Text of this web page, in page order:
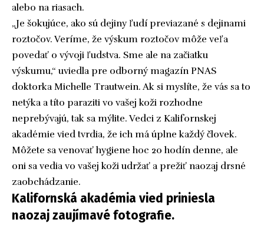
alebo na riasach.
„Je šokujúce, ako sú dejiny ľudí previazané s dejinami
roztočov. Veríme, že výskum roztočov môže veľa
povedať o vývoji ľudstva. Sme ale na začiatku
výskumu,“ uviedla pre odborný magazín PNAS
doktorka Michelle Trautwein. Ak si myslíte, že vás sa to
netýka a títo paraziti vo vašej koži rozhodne
neprebývajú, tak sa mýlite. Vedci z Kalifornskej
akadémie vied tvrdia, že ich má úplne každý človek.
Môžete sa venovať hygiene hoc 20 hodín denne, ale
oni sa vedia vo vašej koži udržať a prežiť naozaj drsné
zaobchádzanie.
Kalifornská akadémia vied priniesla
naozaj zaujímavé fotografie.